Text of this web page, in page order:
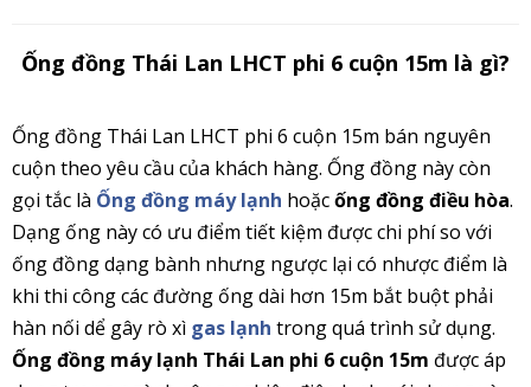
Ống đồng Thái Lan LHCT phi 6 cuộn 15m là gì?
Ống đồng Thái Lan LHCT phi 6 cuộn 15m bán nguyên
cuộn theo yêu cầu của khách hàng. Ống đồng này còn
gọi tắc là Ống đồng máy lạnh hoặcống đồng điều hòa.
Dạng ống này có ưu điểm tiết kiệm được chi phí so với
ống đồng dạng bành nhưng ngược lại có nhược điểm là
khi thi công các đường ống dài hơn 15m bắt buột phải
hàn nối dể gây rò xì gas lạnh trong quá trình sử dụng.
Ống đồng máy lạnh Thái Lan phi 6 cuộn 15m được áp